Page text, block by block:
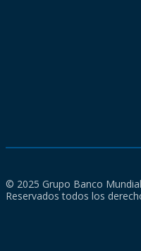
© 2025 Grupo Banco
Reservados todos los